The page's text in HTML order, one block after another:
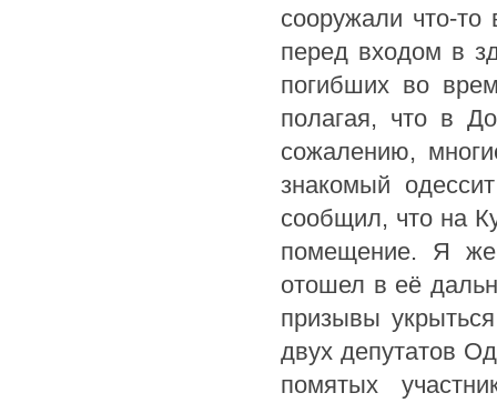
сооружали что-то
перед входом в
погибших во
полагая, что в
сожалению,
знакомый
сообщил, что на
помещение. Я
отошел в её
призывы
двух депутатов
помятых